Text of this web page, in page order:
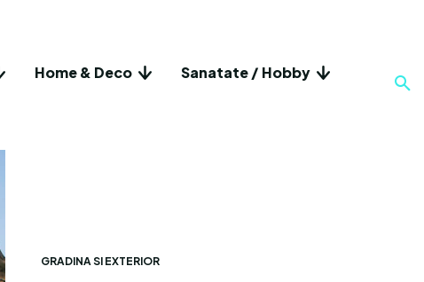
Home & Deco
Sanatate / Hobby
GRADINA SI EXTERIOR